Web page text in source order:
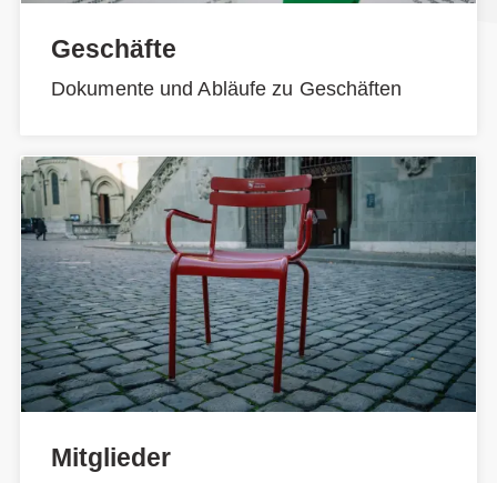
Geschäfte
Dokumente und Abläufe zu Geschäften
Mitglieder